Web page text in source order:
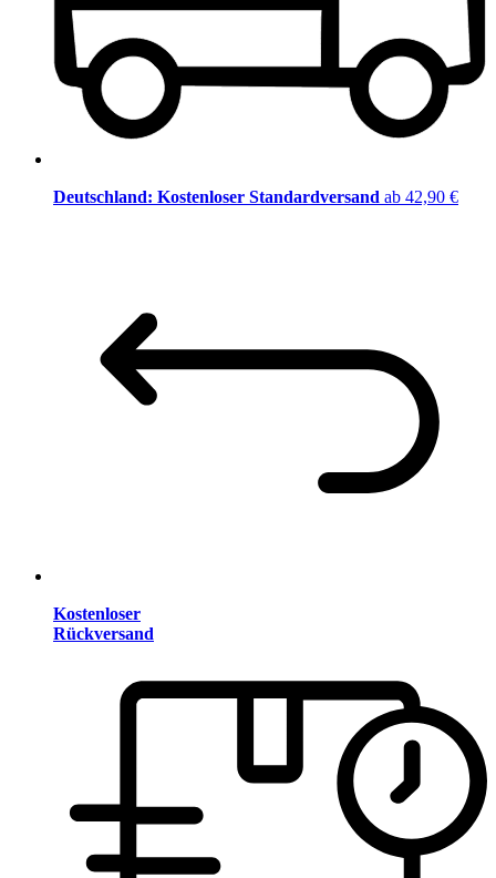
Deutschland: Kostenloser Standardversand ab 42,90 €
Kostenloser
Rückversand